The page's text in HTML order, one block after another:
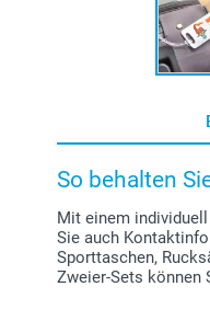
So behalten
Mit einem
Sie auch
Sporttaschen,
Zweier-Sets können